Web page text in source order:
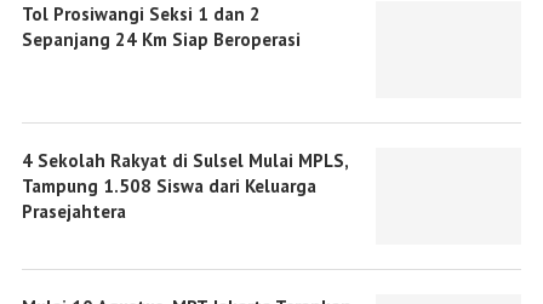
Tol Prosiwangi Seksi 1 dan 2
Sepanjang 24 Km Siap Beroperasi
4 Sekolah Rakyat di Sulsel Mulai MPLS,
Tampung 1.508 Siswa dari Keluarga
Prasejahtera